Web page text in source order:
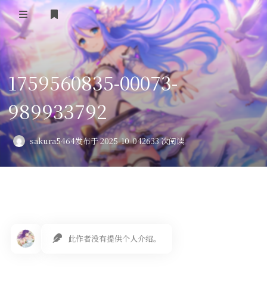
首页
VPS评测
AI绘画
教程
图库
1759560835-00073-
989933792
sakura5464发布于 2025-10-042633 次阅读
此作者没有提供个人介绍。